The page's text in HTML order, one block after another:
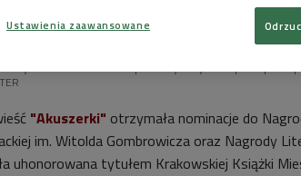
książce Sabina Jakubowska skupia się na ewolucji zawodu
oraz traumach przekazywanych szeptem przez
"Akuszerki" otrzymała nominacje do
im. Witolda Gombrowicza oraz Nagrody
uhonorowana tytułem Krakowskiej Książki
Ustawienia zaawansowane